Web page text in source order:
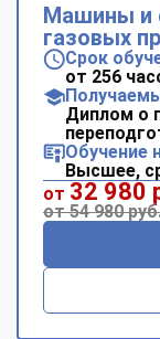
Машины и
газовых
Срок
от 256
Диплом о
Обучение
Высшее,
от 32 980
от 54 980